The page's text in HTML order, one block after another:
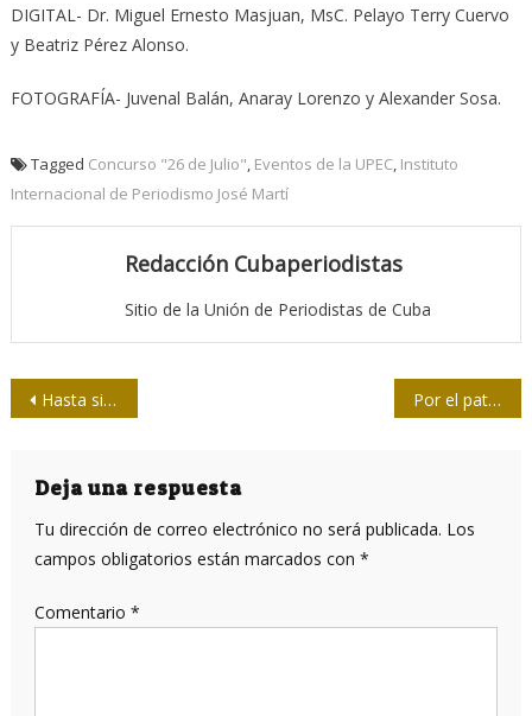
DIGITAL- Dr. Miguel Ernesto Masjuan, MsC. Pelayo Terry Cuervo
y Beatriz Pérez Alonso.
FOTOGRAFÍA- Juvenal Balán, Anaray Lorenzo y Alexander Sosa.
Tagged Concurso "26 de Julio" Eventos de la UPEC, Instituto
Internacional de Periodismo José Martí
Redacción Cubaperiodistas
Sitio de la Unión de Periodistas de Cuba
Navegación
entradas
Hasta siempre a Jesús Hernández, destacado periodista y directivo de prensa Por el patrimonio, la cultura y el desarrollo
Deja una respuesta
Tu dirección de correo electrónico no será publicada. Los
campos obligatorios están marcados con *
Comentario *